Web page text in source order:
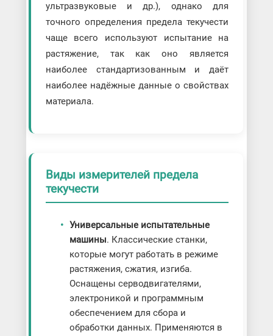
ультразвуковые и др.), однако для
точного определения предела текучести
чаще всего используют испытание на
растяжение, так как оно является
наиболее стандартизованным и даёт
наиболее надёжные данные о свойствах
материала.
Виды измерителей предела
текучести
Универсальные испытательные
машины. Классические станки,
которые могут работать в режиме
растяжения, сжатия, изгиба.
Оснащены серводвигателями,
электроникой и программным
обеспечением для сбора и
обработки данных. Применяются в